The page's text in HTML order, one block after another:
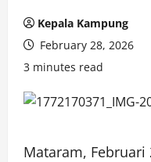
Kepala Kampung
February 28, 2026
3 minutes read
Mataram,